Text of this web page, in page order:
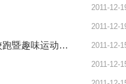
2011-12-
2011-12-
关于举行2011年迎新年教工环校跑暨趣味运动会的通知 2011-12-
2011-12-